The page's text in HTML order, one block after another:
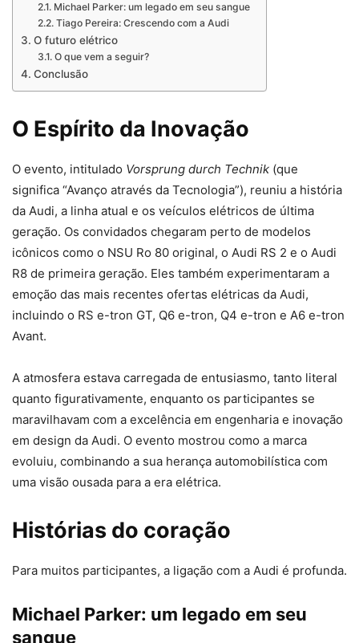
Michael Parker: um legado em seu sangue
Tiago Pereira: Crescendo com a Audi
O futuro elétrico
O que vem a seguir?
Conclusão
O Espírito da Inovação
O evento, intitulado Vorsprung durch Technik (que
significa “Avanço através da Tecnologia”), reuniu a história
da Audi, a linha atual e os veículos elétricos de última
geração. Os convidados chegaram perto de modelos
icônicos como o NSU Ro 80 original, o Audi RS 2 e o Audi
R8 de primeira geração. Eles também experimentaram a
emoção das mais recentes ofertas elétricas da Audi,
incluindo o RS e-tron GT, Q6 e-tron, Q4 e-tron e A6 e-tron
Avant.
A atmosfera estava carregada de entusiasmo, tanto literal
quanto figurativamente, enquanto os participantes se
maravilhavam com a excelência em engenharia e inovação
em design da Audi. O evento mostrou como a marca
evoluiu, combinando a sua herança automobilística com
uma visão ousada para a era elétrica.
Histórias do coração
Para muitos participantes, a ligação com a Audi é profunda.
Michael Parker: um legado em seu
sangue